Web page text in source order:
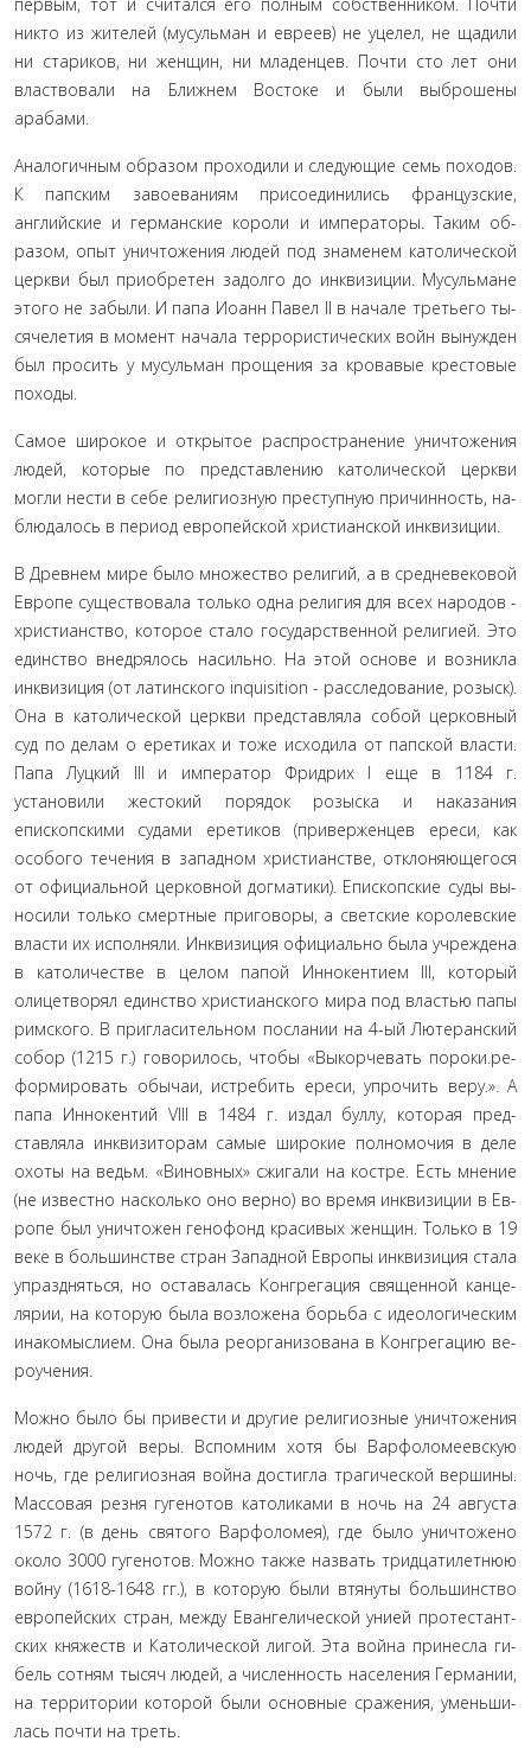
никто из жителей (мусульман и евреев) не уцелел, не щадили
ни стариков, ни женщин, ни младенцев. Почти сто лет они
властвовали на Ближнем Востоке и были выброшены
арабами.
Аналогичным образом проходили и следующие семь по­ходов.
К папским завоеваниям присоединились французские,
английские и германские короли и императоры. Таким об­
разом, опыт уничтожения людей под знаменем католической
церкви был приобретен задолго до инквизиции. Мусульмане
этого не забыли. И папа Иоанн Павел II в начале третьего ты­
сячелетия в момент начала террористических войн вынужден
был просить у мусульман прощения за кровавые крестовые
походы.
Самое широкое и открытое распространение уничтоже­ния
людей, которые по представлению католической церкви
могли нести в себе религиозную преступную причинность, на­
блюдалось в период европейской христианской инквизиции.
В Древнем мире было множество религий, а в средне­вековой
Европе существовала только одна религия для всех народов -
христианство, которое стало государственной ре­лигией. Это
единство внедрялось насильно. На этой основе и возникла
инквизиция (от латинского inquisition - расследо­вание, розыск).
Она в католической церкви представляла со­бой церковный
суд по делам о еретиках и тоже исходила от папской власти.
Папа Луцкий III и император Фридрих I еще в 1184 г.
установили жестокий порядок розыска и наказания
епископскими судами еретиков (приверженцев ереси, как
особого течения в западном христианстве, отклоняющегося
от официальной церковной догматики). Епископские суды вы­
носили только смертные приговоры, а светские королевские
власти их исполняли. Инквизиция официально была учреж­дена
в католичестве в целом папой Иннокентием III, который
олицетворял единство христианского мира под властью папы
римского. В пригласительном послании на 4-ый Лютеранский
собор (1215 г.) говорилось, чтобы «Выкорчевать пороки.ре-
формировать обычаи, истребить ереси, упрочить веру.». А
папа Иннокентий VIII в 1484 г. издал буллу, которая пред­
ставляла инквизиторам самые широкие полномочия в деле
охоты на ведьм. «Виновных» сжигали на костре. Есть мнение
(не известно насколько оно верно) во время инквизиции в Ев­
ропе был уничтожен генофонд красивых женщин. Только в 19
веке в большинстве стран Западной Европы инквизиция стала
упраздняться, но оставалась Конгрегация священной канце­
лярии, на которую была возложена борьба с идеологическим
инакомыслием. Она была реорганизована в Конгрегацию ве­
роучения.
Можно было бы привести и другие религиозные уничто­жения
людей другой веры. Вспомним хотя бы Варфоломеев­скую
ночь, где религиозная война достигла трагической вер­шины.
Массовая резня гугенотов католиками в ночь на 24 авгу­ста
1572 г. (в день святого Варфоломея), где было уничтожено
около 3000 гугенотов. Можно также назвать тридцатилетнюю
войну (1618-1648 гг.), в которую были втянуты большинство
европейских стран, между Евангелической унией протестант­
ских княжеств и Католической лигой. Эта война принесла ги­
бель сотням тысяч людей, а численность населения Германии,
на территории которой были основные сражения, уменьши­
лась почти на треть.